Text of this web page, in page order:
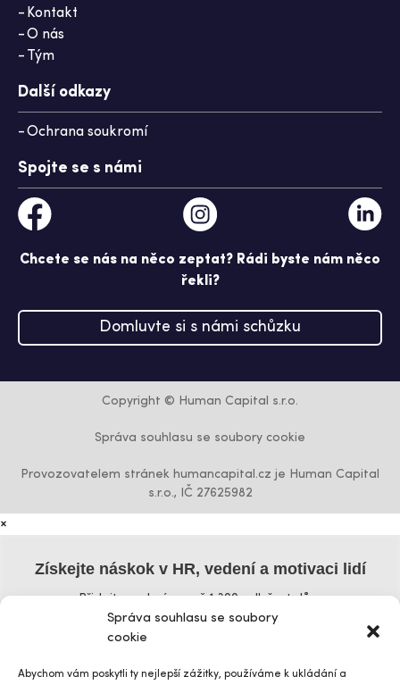
Správa souhlasu se soubory
cookie
Abychom vám poskytli ty nejlepší zážitky, používáme k ukládání a
Kontakt
O nás
Tým
Další odkazy
Ochrana soukromí
Spojte se s námi
Chcete se nás na něco zeptat? Rádi byste nám něco
řekli?
Domluvte si s námi schůzku
Copyright © Human Capital s.r.o.
Správa souhlasu se soubory cookie
Provozovatelem stránek humancapital.cz je Human Capital
s.r.o., IČ 27625982
×
Získejte náskok v HR, vedení a motivaci lidí
Přidejte se k více než 1 300 odběratelům